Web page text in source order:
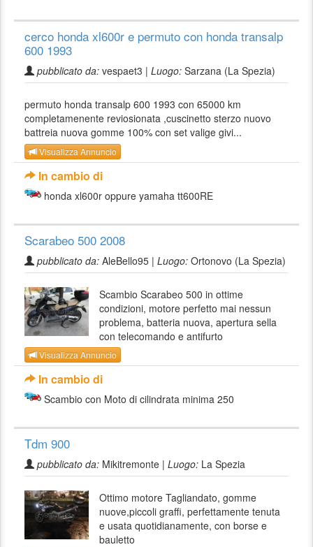
cerco honda xl600r e permuto con honda transalp
600 1993
pubblicato da: vespaet3 | Luogo: Sarzana (La Spezia)
permuto honda transalp 600 1993 con 65000 km
completamenente reviosionata ,cuscinetto sterzo nuovo
battreia nuova gomme 100% con set valige givi...
Visualizza Annuncio
In cambio di
honda xl600r oppure yamaha tt600RE
Scarabeo 500 2008
pubblicato da: AleBello95 | Luogo: Ortonovo (La Spezia)
Scambio Scarabeo 500 in ottime
condizioni, motore perfetto mai nessun
problema, batteria nuova, apertura sella
con telecomando e antifurto
Visualizza Annuncio
In cambio di
Scambio con Moto di cilindrata minima 250
Tdm 900
pubblicato da: Mikitremonte | Luogo: La Spezia
Ottimo motore Tagliandato, gomme
nuove,piccoli graffi, perfettamente tenuta
e usata quotidianamente, con borse e
bauletto